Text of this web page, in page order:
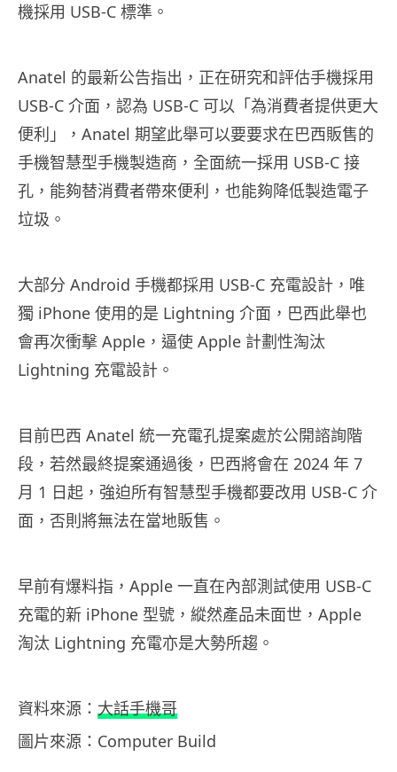
機採用 USB-C 標準。
Anatel 的最新公告指出，正在研究和評估手機採用
USB-C 介面，認為 USB-C 可以「為消費者提供更大
便利」，Anatel 期望此舉可以要要求在巴西販售的
手機智慧型手機製造商，全面統一採用 USB-C 接
孔，能夠替消費者帶來便利，也能夠降低製造電子
垃圾。
大部分 Android 手機都採用 USB-C 充電設計，唯
獨 iPhone 使用的是 Lightning 介面，巴西此舉也
會再次衝擊 Apple，逼使 Apple 計劃性淘汰
Lightning 充電設計。
目前巴西 Anatel 統一充電孔提案處於公開諮詢階
段，若然最終提案通過後，巴西將會在 2024 年 7
月 1 日起，強迫所有智慧型手機都要改用 USB-C 介
面，否則將無法在當地販售。
早前有爆料指，Apple 一直在內部測試使用 USB-C
充電的新 iPhone 型號，縱然產品未面世，Apple
淘汰 Lightning 充電亦是大勢所趨。
資料來源： 大話手機哥
圖片來源：Computer Build